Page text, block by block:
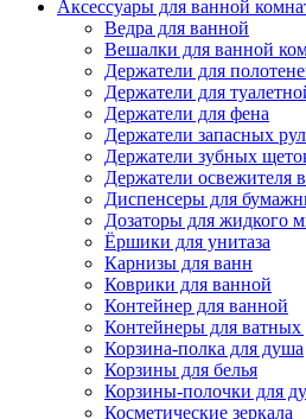
Аксессуары для ванной
Ведра для ванной
Вешалки для ванной
Держатели для
Держатели для
Держатели для фена
Держатели запасных
Держатели зубных
Держатели освежителя
Диспенсеры для
Дозаторы для жидкого
Ёршики для унитаза
Карнизы для ванн
Коврики для ванной
Контейнер для ванной
Контейнеры для ватных
Корзина-полка для душа
Корзины для белья
Корзины-полочки для
Косметические зеркала